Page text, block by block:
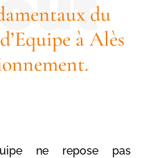
du
à Alès
ne repose pas